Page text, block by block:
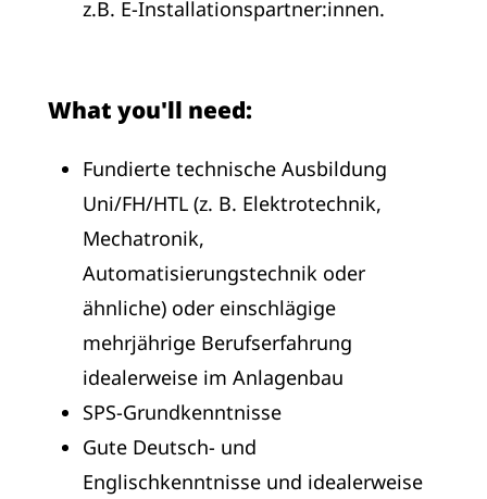
z.B. E-Installationspartner:innen.
What you'll need:
Fundierte technische Ausbildung
Uni/FH/HTL (z. B. Elektrotechnik,
Mechatronik,
Automatisierungstechnik oder
ähnliche) oder einschlägige
mehrjährige Berufserfahrung
idealerweise im Anlagenbau
SPS-Grundkenntnisse
Gute Deutsch- und
Englischkenntnisse und idealerweise